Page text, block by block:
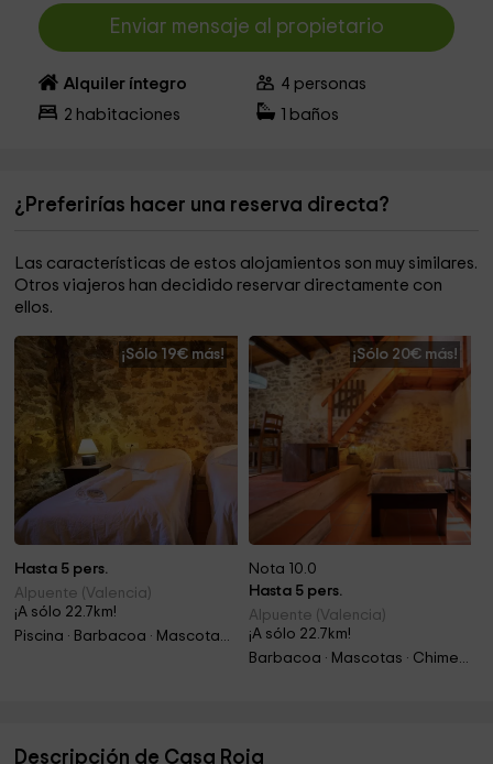
Enviar mensaje al propietario
Alquiler íntegro 4 personas
2 habitaciones baños
¿Preferirías hacer una reserva directa?
Las características de estos alojamientos son muy similares.
Otros viajeros han decidido reservar directamente con
ellos.
¡Sólo 19€ más!
Hasta 5 pers.
Alpuente (Valencia)
¡A sólo 22.7km!
Piscina · Barbacoa · Mascotas · Chimenea · Jacuzzi
¡Sólo 20€ más!
Nota 10.0
Hasta 5 pers.
Alpuente (Valencia)
¡A sólo 22.7km!
Barbacoa · Mascotas · Chimenea · Jacuzzi
Descripción de Casa Roja